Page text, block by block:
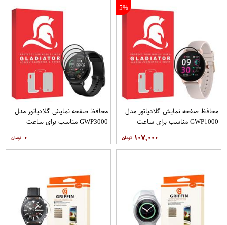
5%
محافظ صفحه نمایش گلادیاتور مدل
GWP1000 مناسب برای ساعت
۱۰۷,۰۰۰
محافظ صفحه نمایش گلادیاتور مدل
GWP3000 مناسب برای ساعت
هوشمند شیائومی Mibro Lite بسته
سه عددی
۰